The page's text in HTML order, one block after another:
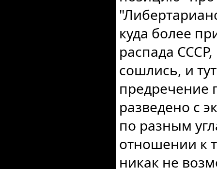
куда более
распада
сошлись, и
предречение
разведено с
по разным
отношении к
никак не